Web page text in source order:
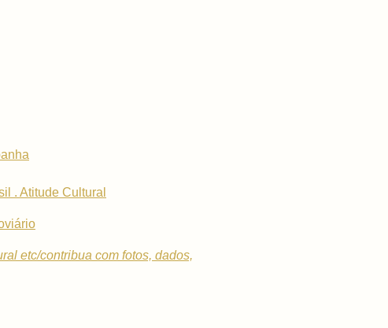
. Atitude Cultural
etc/contribua com fotos, dados,